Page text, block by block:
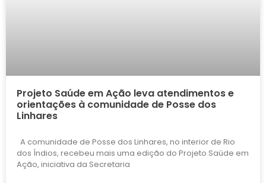
Projeto Saúde em Ação leva atendimentos e
orientações à comunidade de Posse dos
Linhares
A comunidade de Posse dos Linhares, no interior de Rio
dos Índios, recebeu mais uma edição do Projeto Saúde em
Ação, iniciativa da Secretaria